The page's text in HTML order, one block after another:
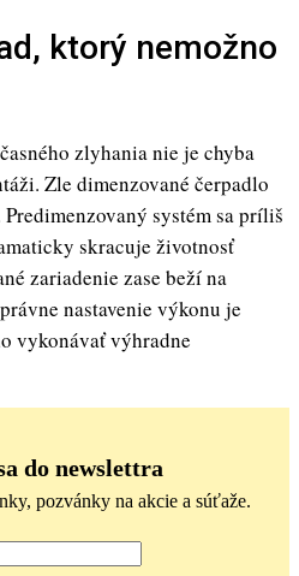
ktorý nemožno
zlyhania nie je chyba
Zle dimenzované čerpadlo
systém sa príliš
skracuje životnosť
zariadenie zase beží na
nastavenie výkonu je
vykonávať výhradne
do newslettra
pozvánky na akcie a súťaže.